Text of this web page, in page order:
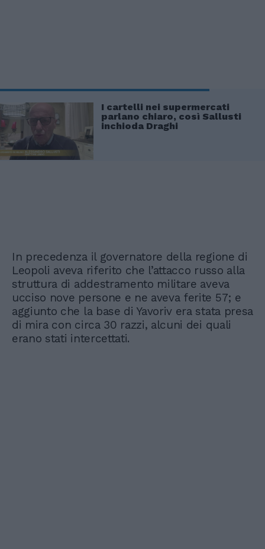
I cartelli nei supermercati
parlano chiaro, così Sallusti
inchioda Draghi
In precedenza il governatore della regione di
Leopoli aveva riferito che l’attacco russo alla
struttura di addestramento militare aveva
ucciso nove persone e ne aveva ferite 57; e
aggiunto che la base di Yavoriv era stata presa
di mira con circa 30 razzi, alcuni dei quali
erano stati intercettati.